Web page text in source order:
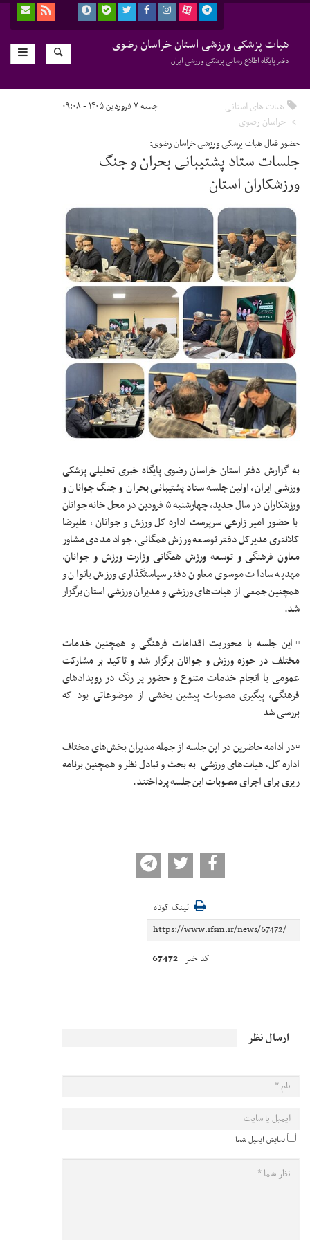
هیات پزشکی ورزشی استان خراسان رضوی
دفتر پایگاه اطلاع رسانی پزشکی ورزشی ایران
هیات های استانی
خراسان رضوی
جمعه ۷ فروردین ۱۴۰۵ - ۰۹:۰۸
حضور فعال هیات پزشکی ورزشی خراسان رضوی:
جلسات ستاد پشتیبانی بحران و جنگ
ورزشکاران استان
به گزارش دفتر استان خراسان رضوی پایگاه خبری تحلیلی پزشکی
ورزشی ایران، اولین جلسه ستاد پشتیبانی بحران و جنگ جوانان و
ورزشکاران در سال جدید، چهارشنبه ۵ فرودین در محل خانه جوانان
با حضور امیر زارعی سرپرست اداره کل ورزش و جوانان ، علیرضا
کلانتری مدیرکل دفتر توسعه ورزش همگانی، جواد مددی مشاور
معاون فرهنگی و توسعه ورزش همگانی وزارت ورزش و جوانان،
مهدیه سادات موسوی معاون دفتر سیاستگذاری ورزش بانوان و
همچنین جمعی از هیات‌های ورزشی و مدیران ورزشی استان برگزار
شد.
▫️این جلسه با محوریت اقدامات فرهنگی و همچنین خدمات
مختلف در حوزه ورزش و جوانان برگزار شد و تاکید بر مشارکت
عمومی با انجام خدمات متنوع و حضور پر رنگ در رویدادهای
فرهنگی، پیگیری مصوبات پیشین بخشی از موضوعاتی بود که
بررسی شد
▫️در ادامه حاضرین در این جلسه از جمله مدیران بخش‌های مختاف
اداره کل، هیات‌های ورزشی به بحث و تبادل نظر و همچنین برنامه
ریزی برای اجرای مصوبات این جلسه پرداختند.
لینک کوتاه
کد خبر 67472
ارسال نظر
نمایش ایمیل شما